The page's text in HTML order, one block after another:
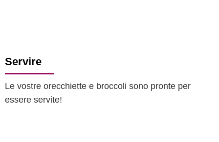
Servire
Le vostre orecchiette e broccoli sono pronte per
essere servite!